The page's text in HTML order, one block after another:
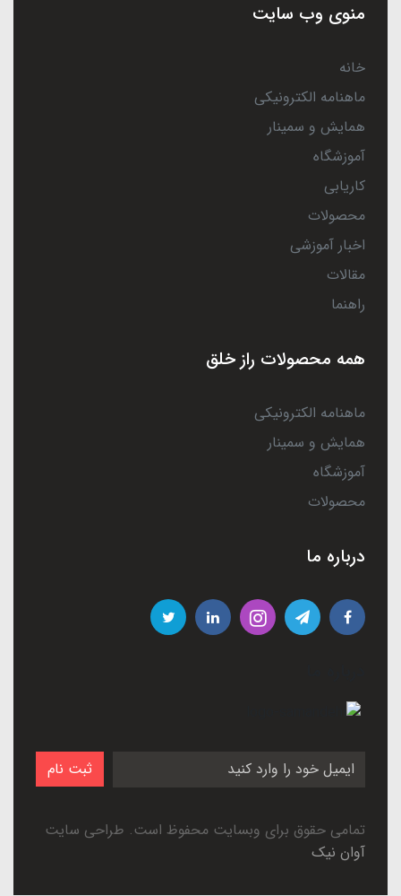
منوی وب سایت
خانه
ماهنامه الکترونیکی
همایش و سمینار
آموزشگاه
کاریابی
محصولات
اخبار آموزشی
مقالات
راهنما
همه محصولات راز خلق
ماهنامه الکترونیکی
همایش و سمینار
آموزشگاه
محصولات
درباره ما
ثبت نام
تمامی حقوق برای وبسایت محفوظ است. طراحی سایت
آوان نیک